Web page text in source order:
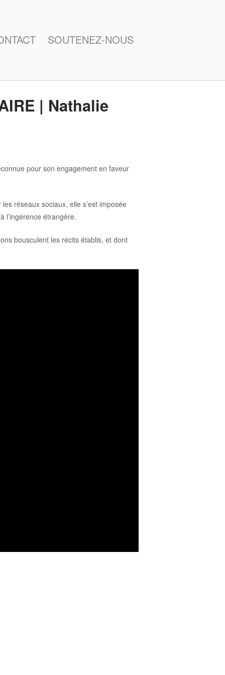
SOUTENEZ-NOUS
| Nathalie
pour son engagement en faveur
réseaux sociaux, elle s’est imposée
l’ingérence étrangère.
bousculent les récits établis, et dont